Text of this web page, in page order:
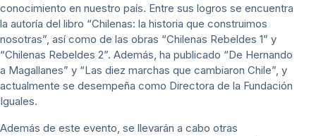
conocimiento en nuestro país. Entre sus logros se encuentra
la autoría del libro “Chilenas: la historia que construimos
nosotras”, así como de las obras “Chilenas Rebeldes 1” y
“Chilenas Rebeldes 2”. Además, ha publicado “De Hernando
a Magallanes” y “Las diez marchas que cambiaron Chile”, y
actualmente se desempeña como Directora de la Fundación
Iguales.
Además de este evento, se llevarán a cabo otras